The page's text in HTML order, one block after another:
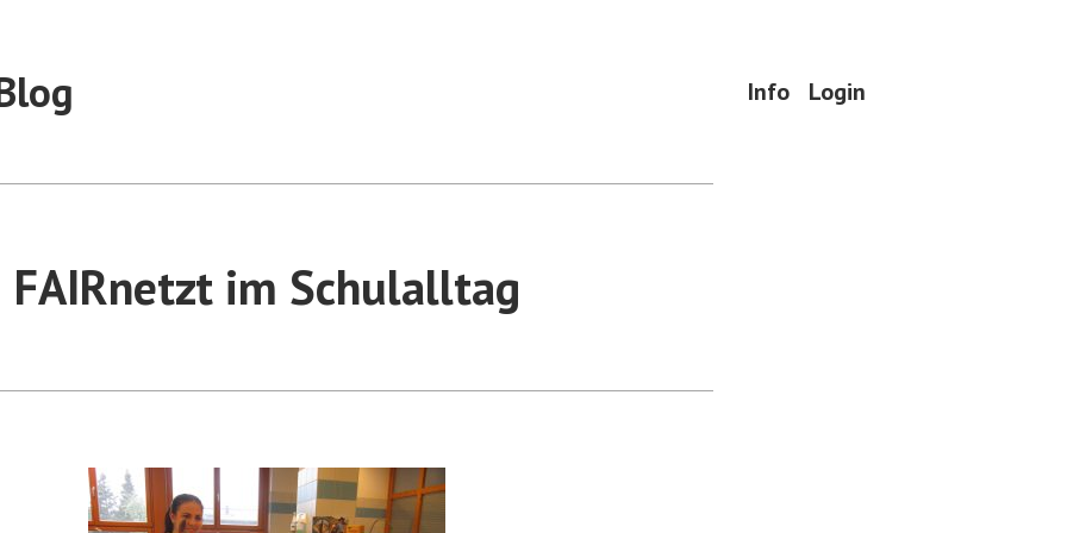
Info Login
FAIRnetzt im Schulalltag